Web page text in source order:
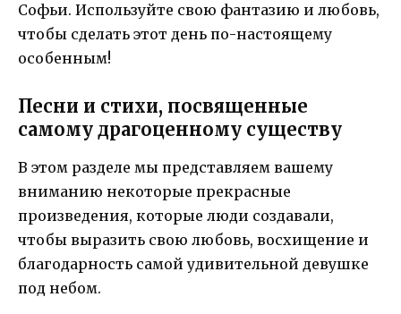
Софьи. Используйте свою фантазию и любовь,
чтобы сделать этот день по-настоящему
особенным!
Песни и стихи, посвященные
самому драгоценному существу
В этом разделе мы представляем вашему
вниманию некоторые прекрасные
произведения, которые люди создавали,
чтобы выразить свою любовь, восхищение и
благодарность самой удивительной девушке
под небом.